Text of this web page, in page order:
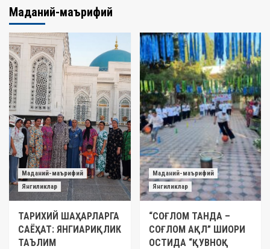
Маданий-маърифий
Маданий-маърифий
Янгиликлар
ТАРИХИЙ ШАҲАРЛАРГА
САЁҲАТ: ЯНГИАРИҚЛИК
ТАЪЛИМ
Маданий-маърифий
Янгиликлар
“СОҒЛОМ ТАНДА –
СОҒЛОМ АҚЛ” ШИОРИ
ОСТИДА “ҚУВНОҚ